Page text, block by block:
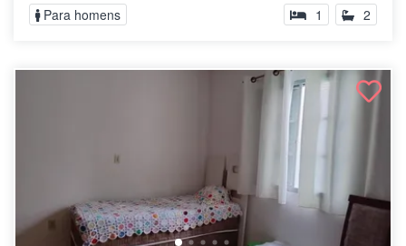
Para homens 1 2